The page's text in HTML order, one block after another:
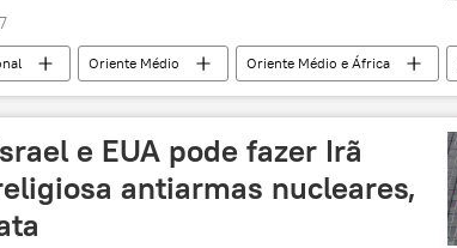
Oriente Médio Oriente Médio e África
Palestina islã Islã
mesquita
e EUA pode fazer Irã
antiarmas nucleares,